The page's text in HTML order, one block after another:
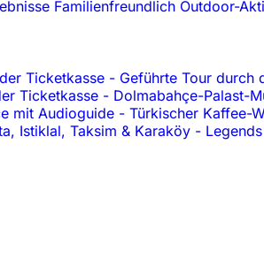
Familienfreundlich Outdoor-
Ticketkasse - Geführte Tour durch
Ticketkasse - Dolmabahçe-Palast-
mit Audioguide - Türkischer Kaffee-
Istiklal, Taksim & Karaköy -